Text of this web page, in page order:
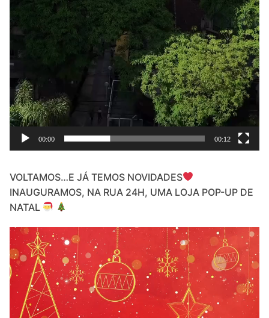
00:00 00:12
VOLTAMOS…E JÁ TEMOS NOVIDADES
INAUGURAMOS, NA RUA 24H, UMA LOJA POP-UP DE
NATAL
Video
Player